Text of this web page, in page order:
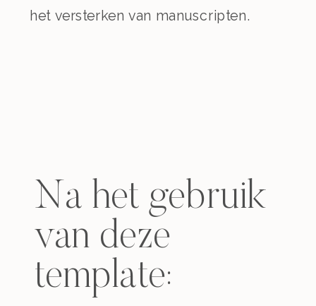
het versterken van manuscripten.
Na het gebruik
van deze
template: